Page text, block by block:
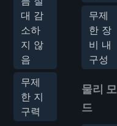
대 감
소하
지 않
음
무제
한 지
구력
무제
한 장
비 내
구성
물리 모
드